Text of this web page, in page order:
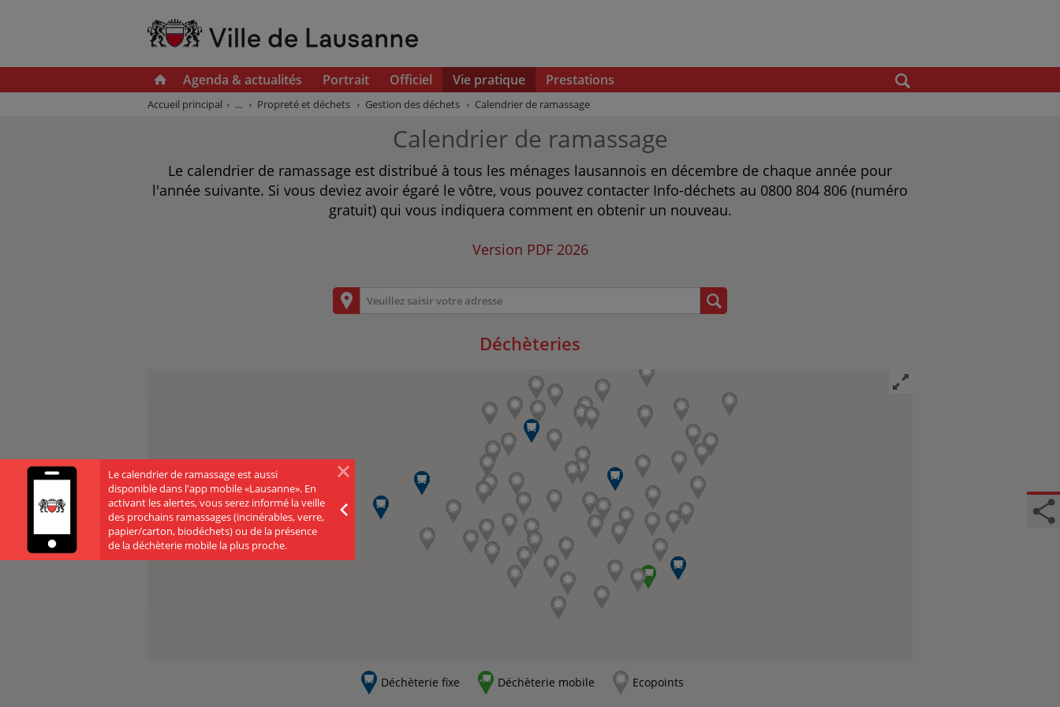
Le calendrier de ramassage est aussi
disponible dans l'app mobile «Lausanne». En
activant les alertes, vous serez informé la veille
des prochains ramassages (incinérables, verre,
papier/carton, biodéchets) ou de la présence
de la déchèterie mobile la plus proche.
Agenda & actualités Portrait Officiel Vie pratique Prestations
Accueil principal ... Propreté et déchets Gestion des déchets Calendrier de ramassage
Calendrier de ramassage
Le calendrier de ramassage est distribué à tous les ménages lausannois en décembre de chaque année pour
l'année suivante. Si vous deviez avoir égaré le vôtre, vous pouvez contacter Info-déchets au 0800 804 806 (numéro
gratuit) qui vous indiquera comment en obtenir un nouveau.
Version PDF 2026
Veuillez saisir votre adresse
Déchèteries
Fullscreen
Déchèterie fixe Déchèterie mobile Ecopoints